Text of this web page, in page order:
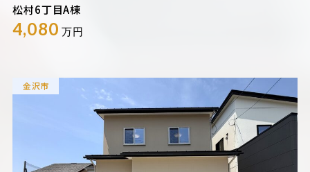
松村6丁目A棟
4,080 万円
金沢市